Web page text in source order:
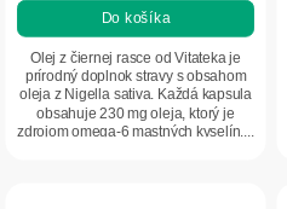
Do košíka
Olej z čiernej rasce od Vitateka je
prírodný doplnok stravy s obsahom
oleja z Nigella sativa. Každá kapsula
obsahuje 230 mg oleja, ktorý je
zdrojom omega-6 mastných kyselín....